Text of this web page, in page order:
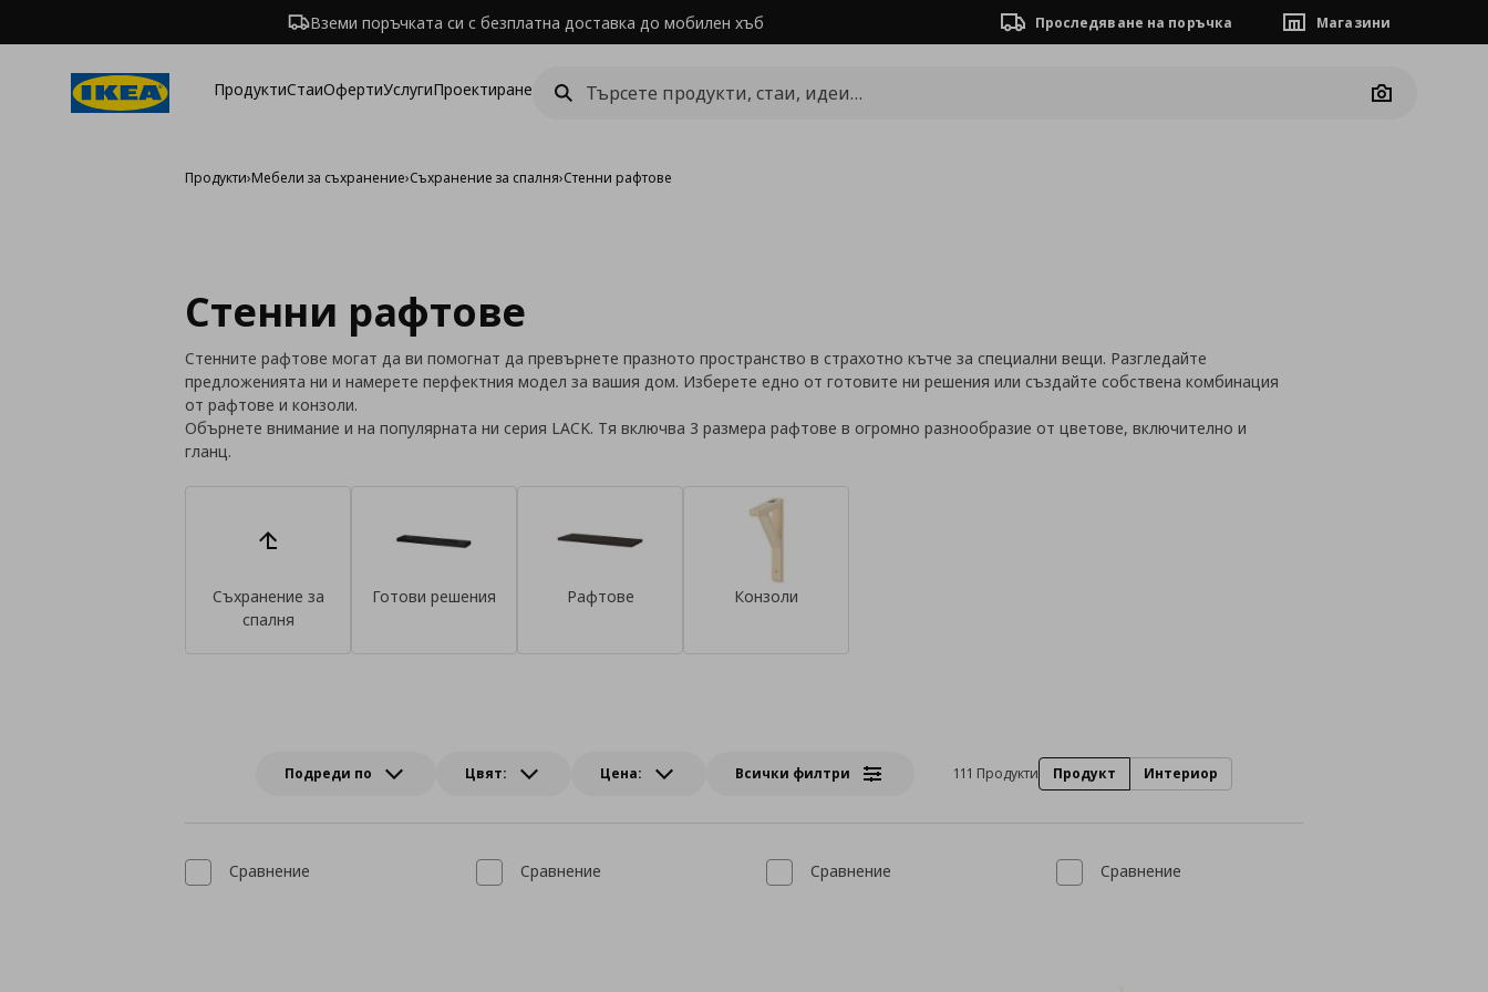
Вземи поръчката си с безплатна доставка до мобилен хъб Проследяване на поръчка Магазини
ПродуктиСтаиОфертиУслугиПроектиране
Camera
Продукти›Мебели за съхранение›Съхранение за спалня›Стенни рафтове
Стенни рафтове
Стенните рафтове могат да ви помогнат да превърнете празното пространство в страхотно кътче за специални вещи. Разгледайте
предложенията ни и намерете перфектния модел за вашия дом. Изберете едно от готовите ни решения или създайте собствена комбинация
от рафтове и конзоли.
Обърнете внимание и на популярната ни серия LACK. Тя включва 3 размера рафтове в огромно разнообразие от цветове, включително и
гланц.
Съхранение за
спалня
Готови решения Рафтове Конзоли
Подреди по Цвят: Цена: Всички филтри 111 Продукти Продукт Интериор
Сравнение Сравнение Сравнение Сравнение